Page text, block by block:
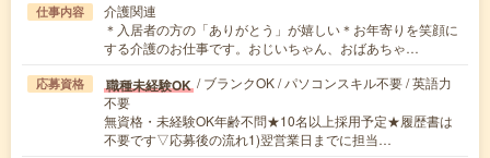
仕事内容
介護関連
＊入居者の方の「ありがとう」が嬉しい＊お年寄りを笑顔に
する介護のお仕事です。おじいちゃん、おばあちゃ…
応募資格 職種未経験OK / ブランクOK / パソコンスキル不要 / 英語力
不要
無資格・未経験OK年齢不問★10名以上採用予定★履歴書は
不要です▽応募後の流れ1)翌営業日までに担当…